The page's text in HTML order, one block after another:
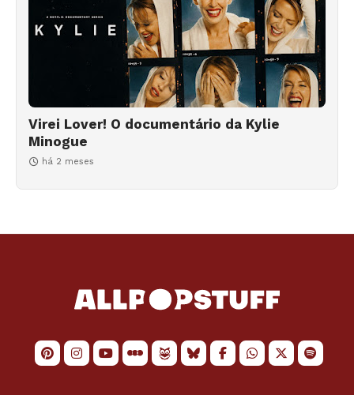
Virei Lover! O documentário da Kylie
Minogue
há 2 meses